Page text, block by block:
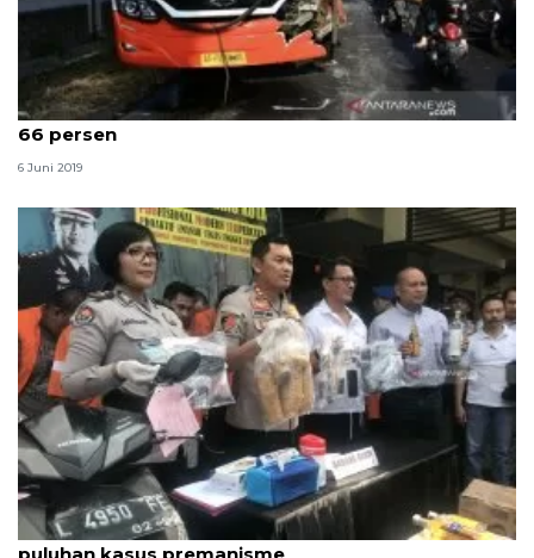
Polda Jatim: Angka kecelakaan lalu lintas menurun
66 persen
6 Juni 2019
Operasi Pekat Semeru Kota Malang ungkap